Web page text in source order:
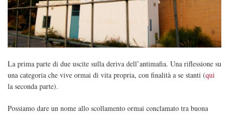
La prima parte di due uscite sulla deriva dell’antimafia. Una riflessione su
una categoria che vive ormai di vita propria, con finalità a se stanti (qui
la seconda parte).
Possiamo dare un nome allo scollamento ormai conclamato tra buona